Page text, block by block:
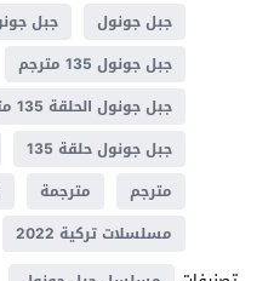
جبل جونول
جبل جونول
جبل جونول 135 مترجم
جبل جونول الحلقة 135 مترجم
جبل جونول حلقة 135
مترجم
مترجمة
مسلسلات تركية 2022